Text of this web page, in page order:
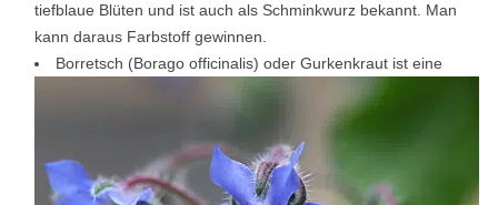
tiefblaue Blüten und ist auch als Schminkwurz bekannt. Man
kann daraus Farbstoff gewinnen.
Borretsch (Borago officinalis) oder Gurkenkraut ist eine